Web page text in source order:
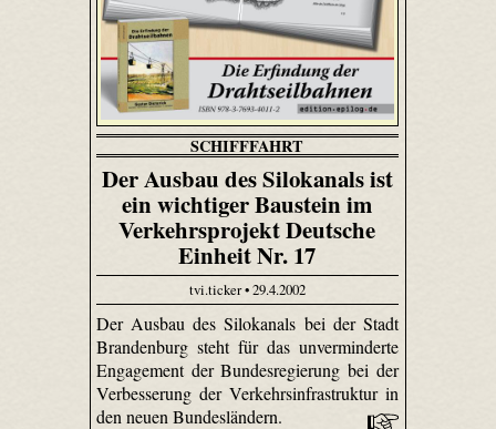
SCHIFFFAHRT
Der Ausbau des Silokanals ist
ein wichtiger Baustein im
Verkehrsprojekt Deutsche
Einheit Nr. 17
tvi.ticker • 29.4.2002
Der Ausbau des Silokanals bei der Stadt
Brandenburg steht für das unverminderte
Engagement der Bundesregierung bei der
Verbesserung der Verkehrsinfrastruktur in
den neuen Bundesländern.